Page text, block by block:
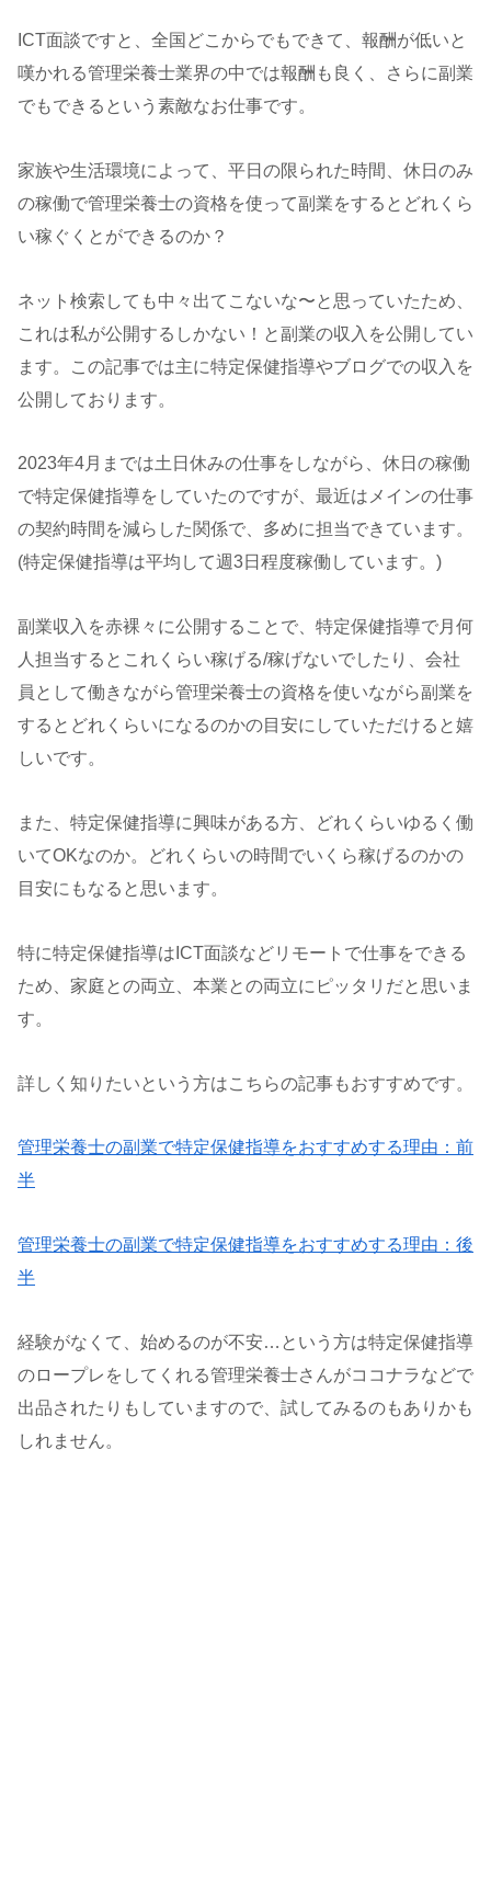
ICT面談ですと、全国どこからでもできて、報酬が低いと
嘆かれる管理栄養士業界の中では報酬も良く、さらに副業
でもできるという素敵なお仕事です。
家族や生活環境によって、平日の限られた時間、休日のみ
の稼働で管理栄養士の資格を使って副業をするとどれくら
い稼ぐくとができるのか？
ネット検索しても中々出てこないな〜と思っていたため、
これは私が公開するしかない！と副業の収入を公開してい
ます。この記事では主に特定保健指導やブログでの収入を
公開しております。
2023年4月までは土日休みの仕事をしながら、休日の稼働
で特定保健指導をしていたのですが、最近はメインの仕事
の契約時間を減らした関係で、多めに担当できています。
(特定保健指導は平均して週3日程度稼働しています。)
副業収入を赤裸々に公開することで、特定保健指導で月何
人担当するとこれくらい稼げる/稼げないでしたり、会社
員として働きながら管理栄養士の資格を使いながら副業を
するとどれくらいになるのかの目安にしていただけると嬉
しいです。
また、特定保健指導に興味がある方、どれくらいゆるく働
いてOKなのか。どれくらいの時間でいくら稼げるのかの
目安にもなると思います。
特に特定保健指導はICT面談などリモートで仕事をできる
ため、家庭との両立、本業との両立にピッタリだと思いま
す。
詳しく知りたいという方はこちらの記事もおすすめです。
管理栄養士の副業で特定保健指導をおすすめする理由：前
半
管理栄養士の副業で特定保健指導をおすすめする理由：後
半
経験がなくて、始めるのが不安…という方は特定保健指導
のロープレをしてくれる管理栄養士さんがココナラなどで
出品されたりもしていますので、試してみるのもありかも
しれません。